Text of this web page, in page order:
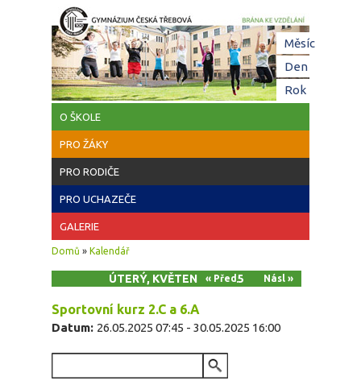
Přejít k hlavnímu obsahu
O ŠKOLE
PRO ŽÁKY
PRO RODIČE
PRO UCHAZEČE
GALERIE
Jste zde
Domů » Kalendář
ÚTERÝ, KVĚTEN 27, 2025
« Před Násl »
Sportovní kurz 2.C a 6.A
Datum: 26.05.2025 07:45 - 30.05.2025 16:00
Měsíc
Den(aktivní
Rok